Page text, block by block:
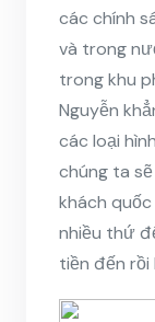
các chính
và trong
trong khu
Nguyễn
các loại
chúng ta
khách
nhiều thứ
tiền đến rồi